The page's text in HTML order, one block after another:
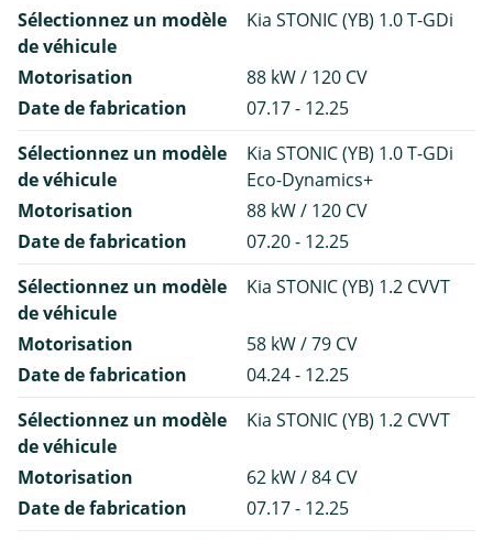
Sélectionnez un modèle
de véhicule
Kia STONIC (YB) 1.0 T-GDi
Motorisation
88 kW / 120 CV
Date de fabrication
07.17 - 12.25
Sélectionnez un modèle
de véhicule
Kia STONIC (YB) 1.0 T-GDi
Eco-Dynamics+
Motorisation
88 kW / 120 CV
Date de fabrication
07.20 - 12.25
Sélectionnez un modèle
de véhicule
Kia STONIC (YB) 1.2 CVVT
Motorisation
58 kW / 79 CV
Date de fabrication
04.24 - 12.25
Sélectionnez un modèle
de véhicule
Kia STONIC (YB) 1.2 CVVT
Motorisation
62 kW / 84 CV
Date de fabrication
07.17 - 12.25